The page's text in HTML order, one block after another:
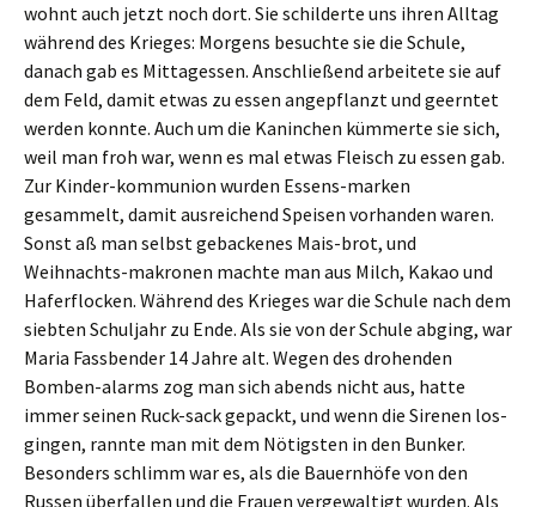
wohnt auch jetzt noch dort. Sie schilderte uns ihren Alltag
während des Krieges: Morgens besuchte sie die Schule,
danach gab es Mittagessen. Anschließend arbeitete sie auf
dem Feld, damit etwas zu essen angepflanzt und geerntet
werden konnte. Auch um die Kaninchen kümmerte sie sich,
weil man froh war, wenn es mal etwas Fleisch zu essen gab.
Zur Kinder-kommunion wurden Essens-marken
gesammelt, damit ausreichend Speisen vorhanden waren.
Sonst aß man selbst gebackenes Mais-brot, und
Weihnachts-makronen machte man aus Milch, Kakao und
Haferflocken. Während des Krieges war die Schule nach dem
siebten Schuljahr zu Ende. Als sie von der Schule abging, war
Maria Fassbender 14 Jahre alt. Wegen des drohenden
Bomben-alarms zog man sich abends nicht aus, hatte
immer seinen Ruck-sack gepackt, und wenn die Sirenen los-
gingen, rannte man mit dem Nötigsten in den Bunker.
Besonders schlimm war es, als die Bauernhöfe von den
Russen überfallen und die Frauen vergewaltigt wurden. Als